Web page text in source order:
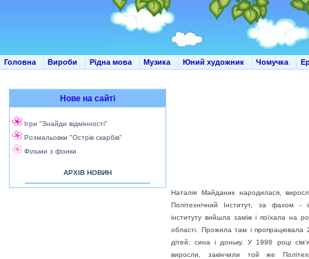
Головна Вироби Рідна мова Музика Юний художник Чомучка
Нове на сайті
Ігри "Знайди відмінності"
Розмальовки "Острів скарбів"
Фільми з фізики
АРХІВ НОВИН
Наталія Майданик народилася,
Політехнічний Інститут, за фахом -
інституту вийшла заміж і поїхала на
області. Прожила там і пропрацювала
дітей: сина і доньку. У 1998 році
виросли, закінчили той же